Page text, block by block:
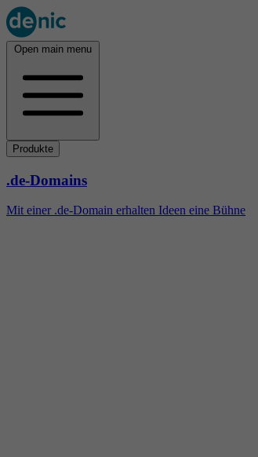
Open main menu
Produkte
.de-Domains
Mit einer .de-Domain erhalten Ideen eine Bühne